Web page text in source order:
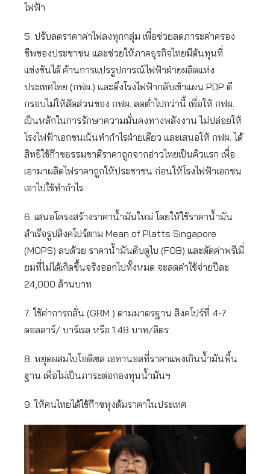
ไฟฟ้า
5. ปรับลดราคาค่าไฟลงทุกกลุ่ม เพื่อช่วยลดภาระค่าครอง
ชีพของประชาชน และช่วยให้ภาคธุรกิจไทยมีต้นทุนที่
แข่งขันได้ ค้านการแปรรูปการณ์ไฟฟ้าฝ่ายผลิตแห่ง
ประเทศไทย (กฟผ.) และดึงโรงไฟฟ้ากลับเข้าแผน PDP ตี
กรอบไม่ให้สัดส่วนของ กฟผ. ลดต่ำไปกว่านี้ เพื่อให้ กฟผ.
เป็นหลักในการรักษาความมั่นคงทางพลังงาน ไม่ปล่อยให้
โรงไฟฟ้าเอกชนเน้นทำกำไรฝ่ายเดียว และเสนอให้ กฟผ. ได้
สิทธิใช้ก๊าซธรรมชาติราคาถูกจากอ่าวไทยเป็นคิวแรก เพื่อ
เอามาผลิตไฟราคาถูกให้ประชาชน ก่อนให้โรงไฟฟ้าเอกชน
เอาไปใช้ทำกำไร
6. เสนอโครงสร้างราคาน้ำมันใหม่ โดยให้ใช้ราคาน้ำมัน
สำเร็จรูปสิงคโปร์ตาม Mean of Platts Singapore
(MOPS) ลบด้วย ราคาน้ำมันดิบดูไบ (FOB) และตัดค่าพรีเมี่
ยมที่ไม่ได้เกิดขึ้นจริงออกไปทั้งหมด จะลดค่าใช้จ่ายปีละ
24,000 ล้านบาท
7. ใช้ค่าการกลั่น (GRM ) ตามมาตรฐาน สิงคโปร์ที่ 4-7
ดอลลาร์/ บาร์เรล หรือ 1.48 บาท/ลิตร
8. หยุดผสมไบโอดีเซล เอทานอลที่ราคาแพงเกินน้ำมันพื้น
ฐาน เพื่อไม่เป็นภาระต่อกองทุนน้ำมันฯ
9. ให้คนไทยได้ใช้ก๊าซหุงต้มราคาในประเทศ